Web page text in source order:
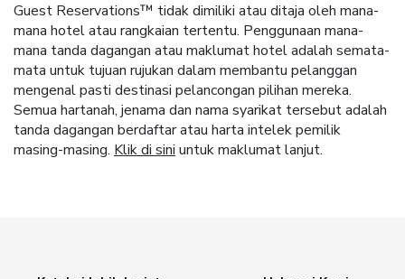
Guest Reservations™ tidak dimiliki atau ditaja oleh mana-
mana hotel atau rangkaian tertentu. Penggunaan mana-
mana tanda dagangan atau maklumat hotel adalah semata-
mata untuk tujuan rujukan dalam membantu pelanggan
mengenal pasti destinasi pelancongan pilihan mereka.
Semua hartanah, jenama dan nama syarikat tersebut adalah
tanda dagangan berdaftar atau harta intelek pemilik
masing-masing. Klik di sini untuk maklumat lanjut.